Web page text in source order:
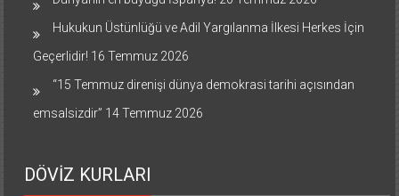
Hukukun Üstünlüğü ve Adil Yargılanma İlkesi Herkes İçin
Geçerlidir! 16 Temmuz 2026
“15 Temmuz direnişi dünya demokrasi tarihi açısından
emsalsizdir” 14 Temmuz 2026
DÖVİZ KURLARI